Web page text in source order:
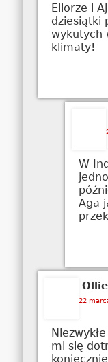
Ellorze i
dziesiątki
wykutych
klimaty!
W
Aga
Ollie
22
mi się